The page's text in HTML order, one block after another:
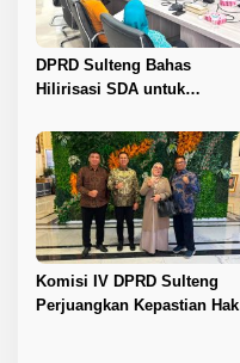
DPRD Sulteng Bahas
Hilirisasi SDA untuk
Komisi IV DPRD Sulteng
Perjuangkan Kepastian Hak